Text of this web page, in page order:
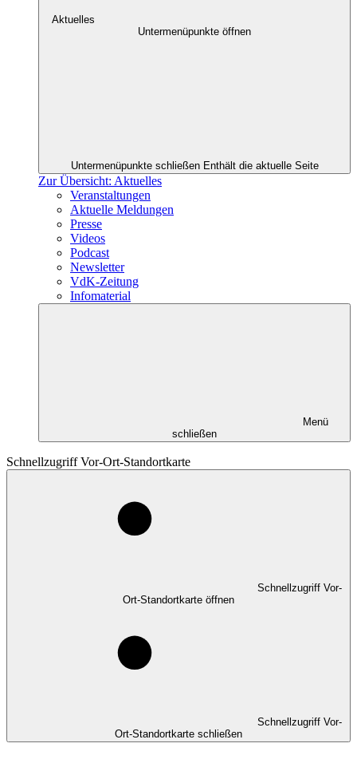
Aktuelles
Untermenüpunkte öffnen
Untermenüpunkte schließen Enthält die aktuelle Seite
Zur Übersicht: Aktuelles
Veranstaltungen
Aktuelle Meldungen
Presse
Videos
Podcast
Newsletter
VdK-Zeitung
Infomaterial
Menü
schließen
Schnellzugriff Vor-Ort-Standortkarte
Schnellzugriff Vor-
Ort-Standortkarte öffnen
Schnellzugriff Vor-
Ort-Standortkarte schließen